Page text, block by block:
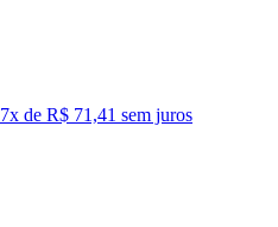
7x de R$ 71,41 sem juros